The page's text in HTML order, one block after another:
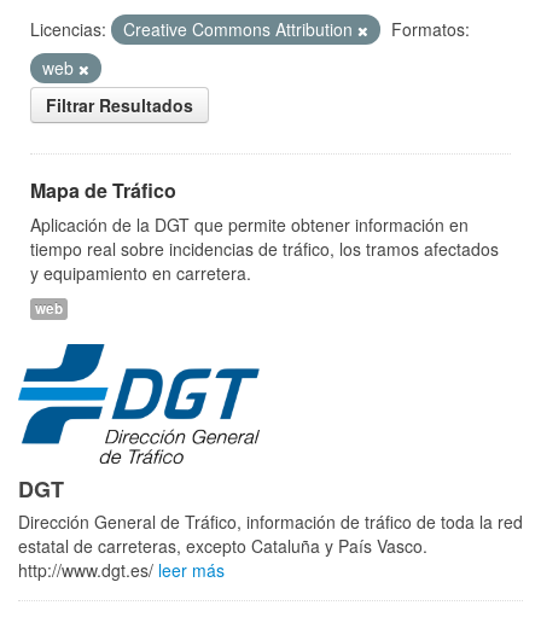
Licencias: Creative Commons Attribution
Formatos:
web
Filtrar Resultados
Mapa de Tráfico
Aplicación de la DGT que permite obtener información en
tiempo real sobre incidencias de tráfico, los tramos afectados
y equipamiento en carretera.
web
DGT
Dirección General de Tráfico, información de tráfico de toda la red
estatal de carreteras, excepto Cataluña y País Vasco.
http://www.dgt.es/ leer más